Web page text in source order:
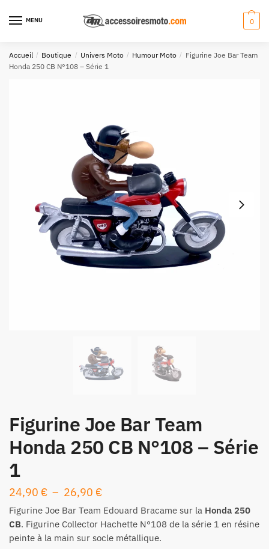
navigation
au
MENU 0
Accueil / Boutique / Univers Moto / Humour Moto /
Figurine Joe Bar Team
Honda 250 CB N°108 – Série 1
Figurine Joe Bar Team
Honda 250 CB N°108 – Série
1
24,90 € – 26,90 €Plage
de
prix :
24,90 €
Figurine Joe Bar Team Edouard Bracame sur la Honda 250
CB. Figurine Collector Hachette N°108 de la série 1 en résine
peinte à la main sur socle métallique.